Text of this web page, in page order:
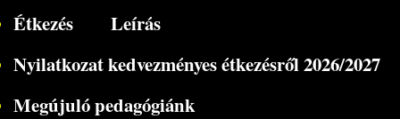
Étkezés
Leírás
Nyilatkozat kedvezményes étkezésről 2026/2027
Megújuló pedagógiánk